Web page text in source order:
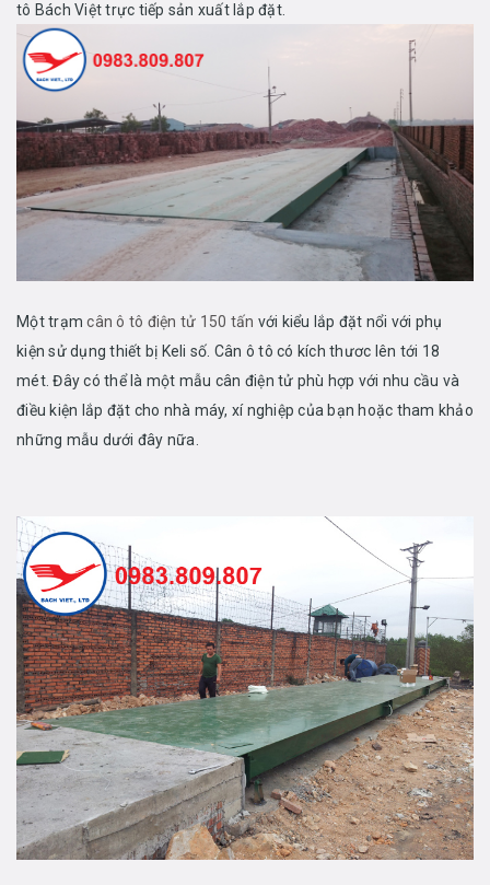
tô Bách Việt trực tiếp sản xuất lắp đặt.
Một trạmcân ô tô điện tử 150 tấn với kiểu lắp đặt nổi với phụ
kiện sử dụng thiết bị Keli số. Cân ô tô có kích thươc lên tới 18
mét. Đây có thể là một mẫu cân điện tử phù hợp với nhu cầu và
điều kiện lắp đặt cho nhà máy, xí nghiệp của bạn hoặc tham khảo
những mẫu dưới đây nữa.